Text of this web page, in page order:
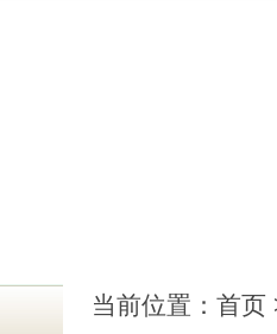
当前位置： 首页